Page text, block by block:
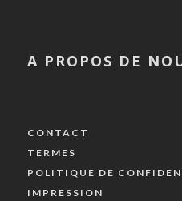
A PROPOS DE
CONTACT
TERMES
POLITIQUE DE
IMPRESSION